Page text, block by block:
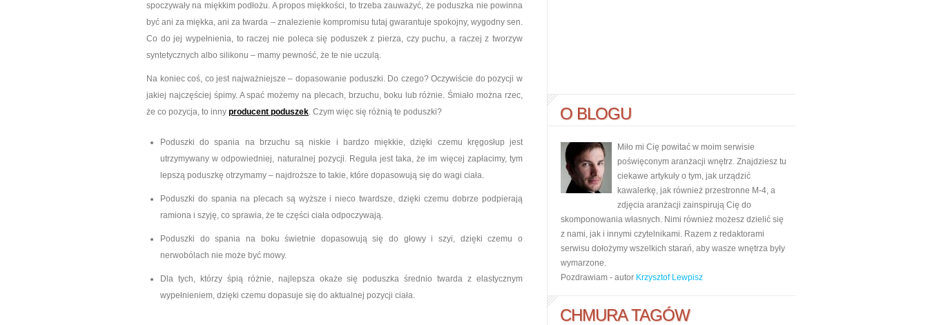
spoczywały na miękkim podłożu. A propos miękkości, to trzeba zauważyć, że poduszka nie powinna
być ani za miękka, ani za twarda – znalezienie kompromisu tutaj gwarantuje spokojny, wygodny sen.
Co do jej wypełnienia, to raczej nie poleca się poduszek z pierza, czy puchu, a raczej z tworzyw
syntetycznych albo silikonu – mamy pewność, że te nie uczulą.
Na koniec coś, co jest najważniejsze – dopasowanie poduszki. Do czego? Oczywiście do pozycji w
jakiej najczęściej śpimy. A spać możemy na plecach, brzuchu, boku lub różnie. Śmiało można rzec,
że co pozycja, to inny producent poduszek. Czym więc się różnią te poduszki?
Poduszki do spania na brzuchu są niskie i bardzo miękkie, dzięki czemu kręgosłup jest
utrzymywany w odpowiedniej, naturalnej pozycji. Reguła jest taka, że im więcej zapłacimy, tym
lepszą poduszkę otrzymamy – najdroższe to takie, które dopasowują się do wagi ciała.
Poduszki do spania na plecach są wyższe i nieco twardsze, dzięki czemu dobrze podpierają
ramiona i szyję, co sprawia, że te części ciała odpoczywają.
Poduszki do spania na boku świetnie dopasowują się do głowy i szyi, dzięki czemu o
nerwobólach nie może być mowy.
Dla tych, którzy śpią różnie, najlepsza okaże się poduszka średnio twarda z elastycznym
wypełnieniem, dzięki czemu dopasuje się do aktualnej pozycji ciała.
O BLOGU
Miło mi Cię powitać w moim serwisie
poświęconym aranżacji wnętrz. Znajdziesz tu
ciekawe artykuły o tym, jak urządzić
kawalerkę, jak również przestronne M-4, a
zdjęcia aranżacji zainspirują Cię do
skomponowania własnych. Nimi również możesz dzielić się
z nami, jak i innymi czytelnikami. Razem z redaktorami
serwisu dołożymy wszelkich starań, aby wasze wnętrza były
wymarzone.
Pozdrawiam - autor Krzysztof Lewpisz
CHMURA TAGÓW